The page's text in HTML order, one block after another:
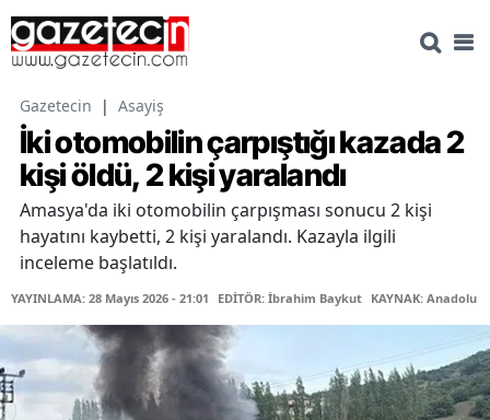
Gazetecin | Asayiş
İki otomobilin çarpıştığı kazada 2
kişi öldü, 2 kişi yaralandı
Amasya'da iki otomobilin çarpışması sonucu 2 kişi
hayatını kaybetti, 2 kişi yaralandı. Kazayla ilgili
inceleme başlatıldı.
YAYINLAMA: 28 Mayıs 2026 - 21:01 EDİTÖR: İbrahim Baykut KAYNAK: Anadolu